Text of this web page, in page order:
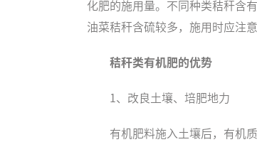
化肥的施用量。不同种类秸秆含
油菜秸秆含硫较多，施用时应注
秸秆类有机肥的优势
1、改良土壤、培肥地力
有机肥料施入土壤后，有机